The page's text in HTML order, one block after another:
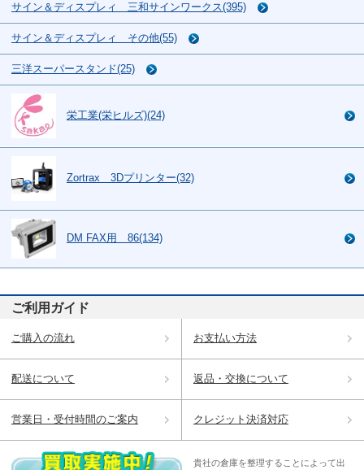
サイン＆ディスプレィ 三和サインワークス(395)
サイン＆ディスプレィ その他(55)
三洋スーパースタンド(25)
栄工業(栄ヒルズ)(24)
Zortrax 3Dプリンター(32)
DM FAX用 86(134)
ご利用ガイド
ご購入の流れ お支払い方法
配送について 返品・交換について
営業日・受付時間のご案内 クレジット決済対応
貴社の倉庫を整理することによって出